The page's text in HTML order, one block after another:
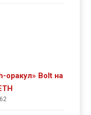
оракул» Bolt на
62